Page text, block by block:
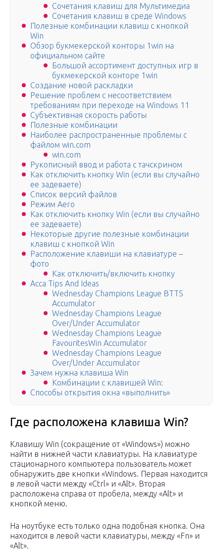
Сочетания клавиш для Мультимедиа
Сочетания клавиш в среде Windows
Полезные комбинации клавиш с кнопкой
Win
Обзор букмекерской конторы 1win на
официальном сайте
Большой ассортимент доступных игр в
букмекерской конторе 1win
Создание новой раскладки
Решение проблем с несоответствием
требованиям при переходе на Windows 11
Субъективная скорость работы
Полезные комбинации
Наиболее распространенные проблемы с
файлом win.com
win.com
Рукописный ввод и работа с тачскрином
Как отключить кнопку Win (если вы случайно
ее задеваете)
Список версий файлов
Режим Aero
Как отключить кнопку Win (если вы случайно
ее задеваете)
Некоторые другие полезные комбинации
клавиш с кнопкой Win
Расположение клавиши на клавиатуре –
фото
Как отключить/включить кнопку
Acca Tips And Ideas
Wednesday Champions League BTTS
Accumulator
Wednesday Champions League
Over/Under Accumulator
Wednesday Champions League
FavouritesWin Accumulator
Wednesday Champions League
Over/Under Accumulator
Зачем нужна клавиша Win
Комбинации с клавишей Win:
Способы открытия окна «выполнить»
Где расположена клавиша Win?
Клавишу Win (сокращение от «Windows») можно
найти в нижней части клавиатуры. На клавиатуре
стационарного компьютера пользователь может
обнаружить две кнопки «Windows. Первая находится
в левой части между «Ctrl» и «Alt». Вторая
расположена справа от пробела, между «Alt» и
кнопкой меню.
На ноутбуке есть только одна подобная кнопка. Она
находится в левой части клавиатуры, между «Fn» и
«Alt».